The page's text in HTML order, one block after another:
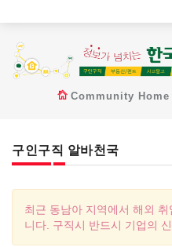
Community Home
구인구직 알바천국
최근 동남아 지역에서 해외
니다. 구직시 반드시 기업의